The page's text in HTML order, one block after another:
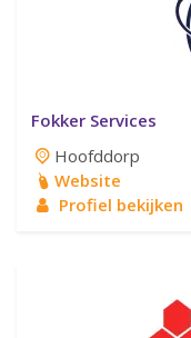
Fokker Services
Hoofddorp
Website
Profiel bekijken